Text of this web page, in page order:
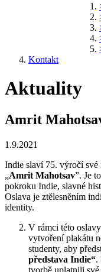
Kontakt
Aktuality
Amrit
1.9.2021
Indie slaví 75. výročí své
„Amrit Mahotsav”. Je
pokroku Indie, slavné
Oslava je ztělesněním
identity.
V rámci této
vytvoření plakátu
studenty, aby
představa Indie“.